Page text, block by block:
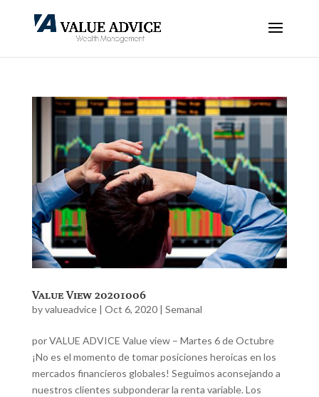
Value View 20201006
byvalueadvice| Oct 6, 2020| Semanal
por VALUE ADVICE Value view – Martes 6 de Octubre
¡No es el momento de tomar posiciones heroicas en los
mercados financieros globales! Seguimos aconsejando a
nuestros clientes subponderar la renta variable. Los